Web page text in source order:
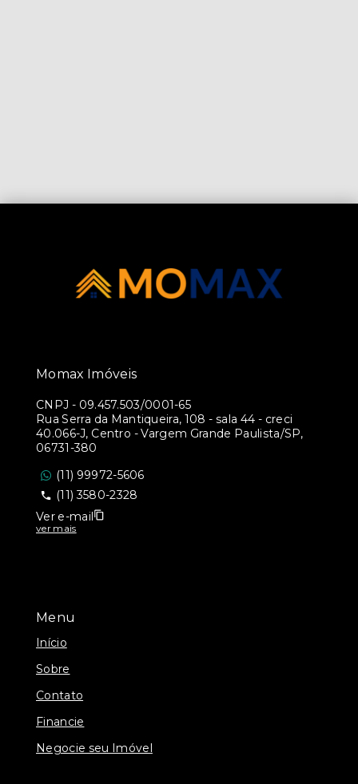
Menu
Início
Sobre
Contato
Financie
Negocie seu Imóvel
Momax Imóveis
CNPJ - 09.457.503/0001-65
Rua Serra da Mantiqueira, 108 - sala 44 - creci
40.066-J, Centro - Vargem Grande Paulista/SP,
06731-380
(11) 99972-5606
(11) 3580-2328
Ver e-mail
ver mais